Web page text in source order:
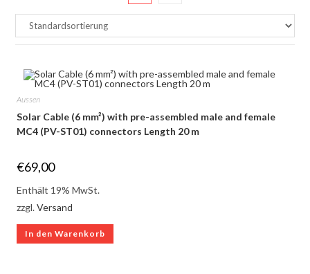
Aussen
Solar Cable (6 mm²) with pre-assembled male and female
MC4 (PV-ST01) connectors Length 20 m
€69,00
Enthält 19% MwSt.
zzgl.Versand
In den Warenkorb